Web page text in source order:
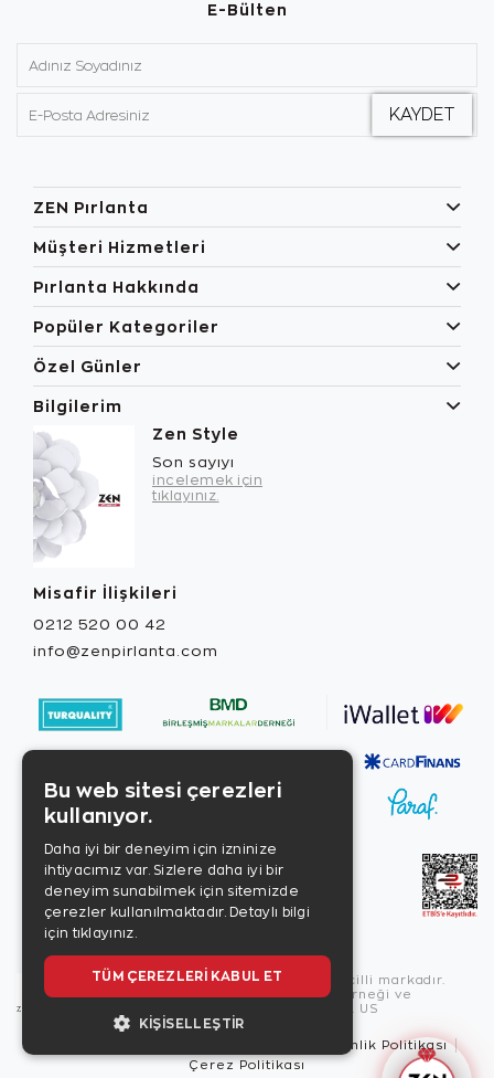
E-Bülten
ZEN Pırlanta
Müşteri Hizmetleri
Pırlanta Hakkında
Popüler Kategoriler
Özel Günler
Bilgilerim
Zen Style
Son sayıyı
incelemek için
tıklayınız.
Misafir İlişkileri
0212 520 00 42
info@zenpirlanta.com
Copyright © 2026, Zen Diamond tescilli markadır.
Zen Diamond Birleşmiş Markalar Derneği ve
Turquality Destek Programı üyesidir. US
Güvenlik Politikası
Çerez Politikası
Bu web sitesi çerezleri
kullanıyor.
Daha iyi bir deneyim için izninize
ihtiyacımız var. Sizlere daha iyi bir
deneyim sunabilmek için sitemizde
çerezler kullanılmaktadır. Detaylı bilgi
için tıklayınız.
TÜM ÇEREZLERI KABUL ET
KIŞISELLEŞTIR